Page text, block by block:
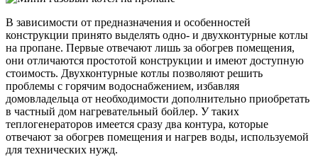
В зависимости от предназначения и особенностей
конструкции принято выделять одно- и двухконтурные котлы
на пропане. Первые отвечают лишь за обогрев помещения,
они отличаются простотой конструкции и имеют доступную
стоимость. Двухконтурные котлы позволяют решить
проблемы с горячим водоснабжением, избавляя
домовладельца от необходимости дополнительно приобретать
в частный дом нагревательный бойлер. У таких
теплогенераторов имеется сразу два контура, которые
отвечают за обогрев помещения и нагрев воды, используемой
для технических нужд.